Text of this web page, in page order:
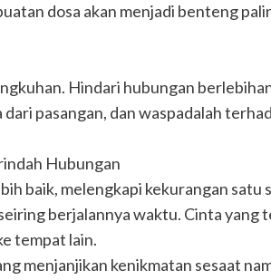
dosa akan menjadi benteng
Hindari hubungan
pasangan, dan waspadalah
Hubungan
baik, melengkapi kekurangan satu
berjalannya waktu. Cinta yang
tempat lain.
menjanjikan kenikmatan sesaat